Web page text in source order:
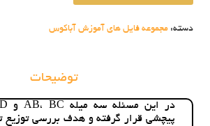
آموزشی
در
دسته: مجموعه فایل های آموزش آباکوس
توضیحات
پیچشی قرار گرفته و هدف بررسی توزیع